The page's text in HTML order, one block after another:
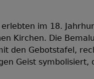
im 18.
Kirchen. Die
den Gebotstafel,
Geist